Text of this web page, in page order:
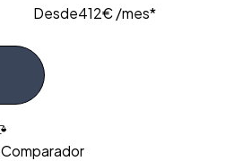
Desde412€ /mes*
Comparador